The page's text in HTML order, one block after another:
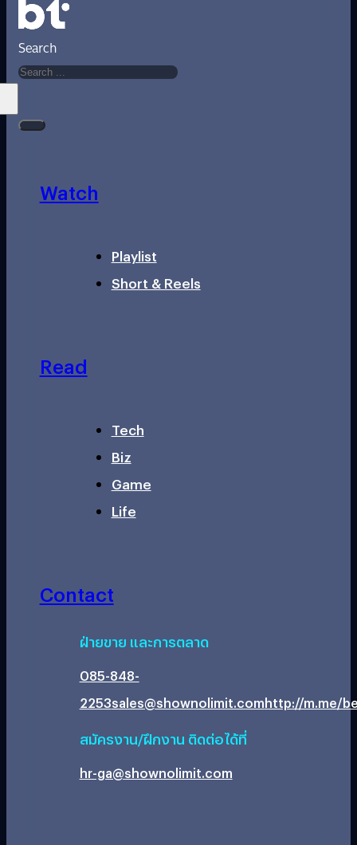
Search
Watch
Playlist
Short & Reels
Read
Tech
Biz
Game
Life
Contact
ฝ่ายขาย และการตลาด
085-848-
2253sales@shownolimit.comhttp://m.me/
สมัครงาน/ฝึกงาน ติดต่อได้ที่
hr-ga@shownolimit.com